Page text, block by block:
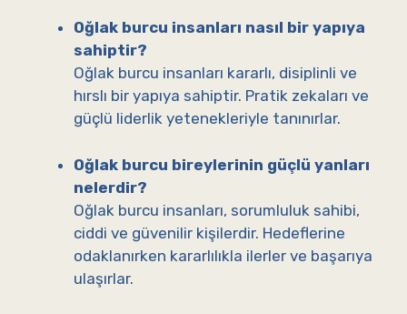
Oğlak burcu insanları nasıl bir yapıya
sahiptir?
Oğlak burcu insanları kararlı, disiplinli ve
hırslı bir yapıya sahiptir. Pratik zekaları ve
güçlü liderlik yetenekleriyle tanınırlar.
Oğlak burcu bireylerinin güçlü yanları
nelerdir?
Oğlak burcu insanları, sorumluluk sahibi,
ciddi ve güvenilir kişilerdir. Hedeflerine
odaklanırken kararlılıkla ilerler ve başarıya
ulaşırlar.